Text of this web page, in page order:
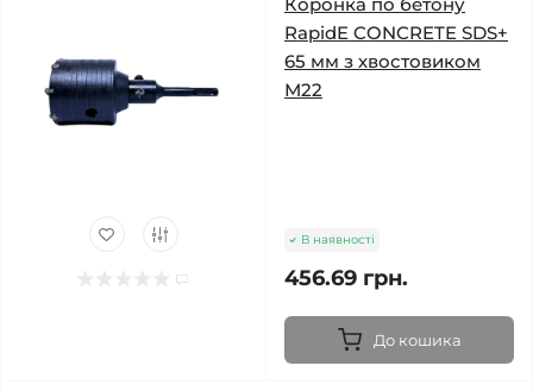
RapidE CONCRETE SDS+
65 мм з хвостовиком
М22
В наявності
456.69 грн.
До кошика